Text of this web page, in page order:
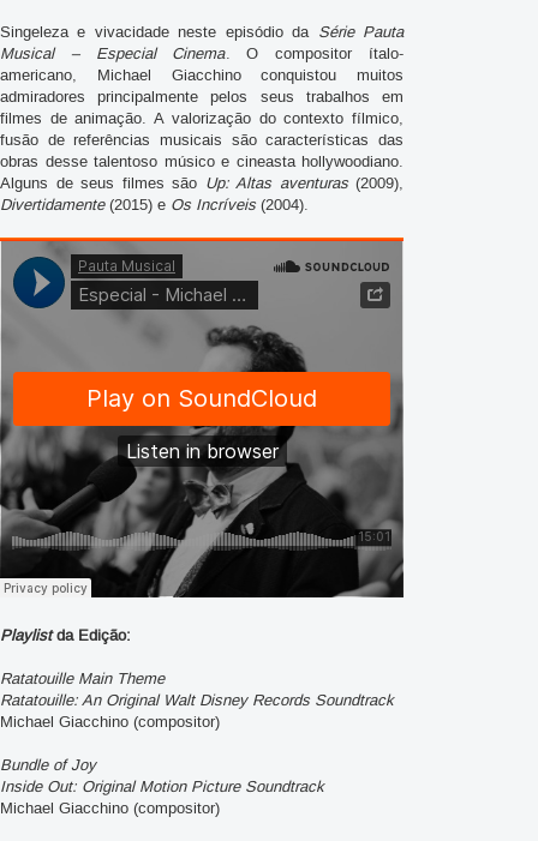
Singeleza e vivacidade neste episódio da Série Pauta
Musical – Especial Cinema. O compositor ítalo-
americano, Michael Giacchino conquistou muitos
admiradores principalmente pelos seus trabalhos em
filmes de animação. A valorização do contexto fílmico,
fusão de referências musicais são características das
obras desse talentoso músico e cineasta hollywoodiano.
Alguns de seus filmes são Up: Altas aventuras(2009),
Divertidamente(2015) e Os Incríveis(2004).
Playlistda Edição:
Ratatouille Main Theme
Ratatouille: An Original Walt Disney Records Soundtrack
Michael Giacchino (compositor)
Bundle of Joy
Inside Out: Original Motion Picture Soundtrack
Michael Giacchino (compositor)